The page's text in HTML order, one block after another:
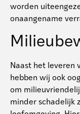
worden
onaangename
Naast het leveren
hebben wij ook
om
minder schadelijk